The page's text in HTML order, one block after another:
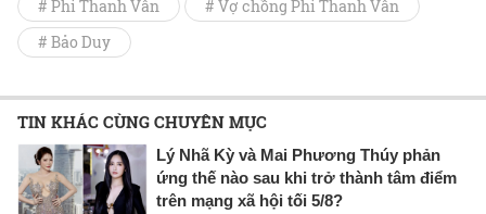
# Phi Thanh Vân
# Vợ chồng Phi Thanh Vân
# Bảo Duy
TIN KHÁC CÙNG CHUYÊN MỤC
Lý Nhã Kỳ và Mai Phương Thúy phản
ứng thế nào sau khi trở thành tâm điểm
trên mạng xã hội tối 5/8?